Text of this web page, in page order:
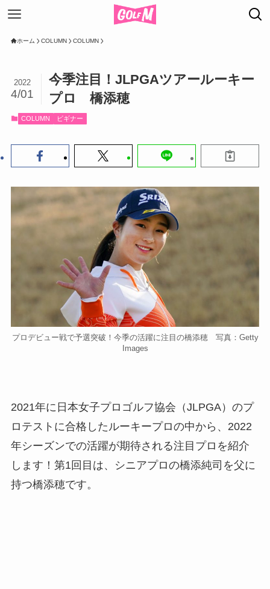
ホーム COLUMN COLUMN
今季注目！JLPGAツアールーキー
プロ 橋添穂
2022
4/01
COLUMN ビギナー
プロデビュー戦で予選突破！今季の活躍に注目の橋添穂 写真：Getty
Images
2021年に日本女子プロゴルフ協会（JLPGA）のプ
ロテストに合格したルーキープロの中から、2022
年シーズンでの活躍が期待される注目プロを紹介
します！第1回目は、シニアプロの橋添純司を父に
持つ橋添穂です。